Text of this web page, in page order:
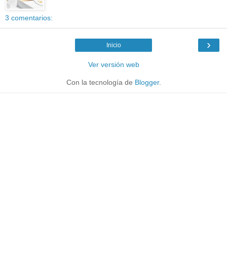
3 comentarios:
›
Inicio
Ver versión web
Con la tecnología de Blogger.